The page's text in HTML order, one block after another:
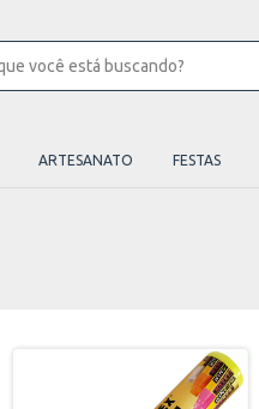
ARTESANATO FESTAS